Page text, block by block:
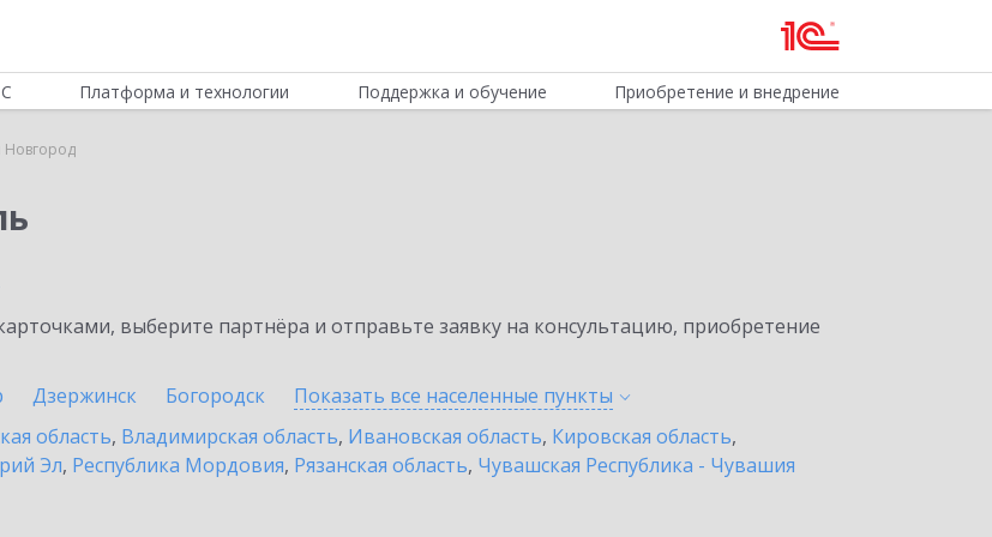
Платформа и технологии Поддержка и обучение Приобретение и внедрение
выберите партнёра и отправьте заявку на консультацию, приобретение
Дзержинск Богородск Показать все населенные пункты
область, Владимирская область, Ивановская область, Кировская область,
Эл, Республика Мордовия, Рязанская область, Чувашская Республика - Чувашия